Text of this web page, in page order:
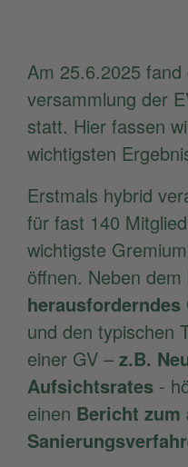
Am 25.6.2025
versammlung der
statt. Hier fassen
wichtigsten
Erstmals hybrid
für fast 140
wichtigste
öffnen. Neben dem
und den typischen
einer GV – z.B.
Aufsichtsrates -
einen Bericht zum